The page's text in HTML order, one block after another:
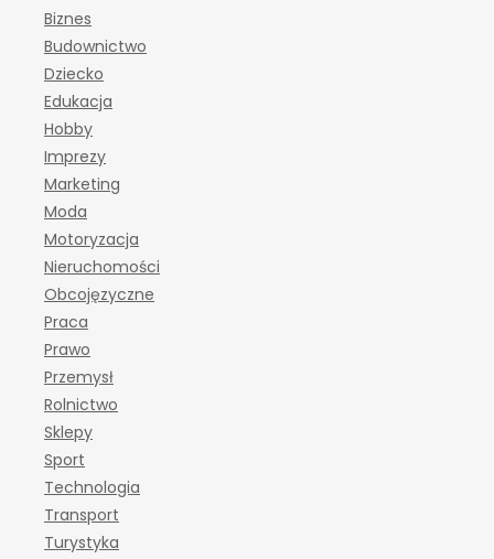
Biznes
Budownictwo
Dziecko
Edukacja
Hobby
Imprezy
Marketing
Moda
Motoryzacja
Nieruchomości
Obcojęzyczne
Praca
Prawo
Przemysł
Rolnictwo
Sklepy
Sport
Technologia
Transport
Turystyka